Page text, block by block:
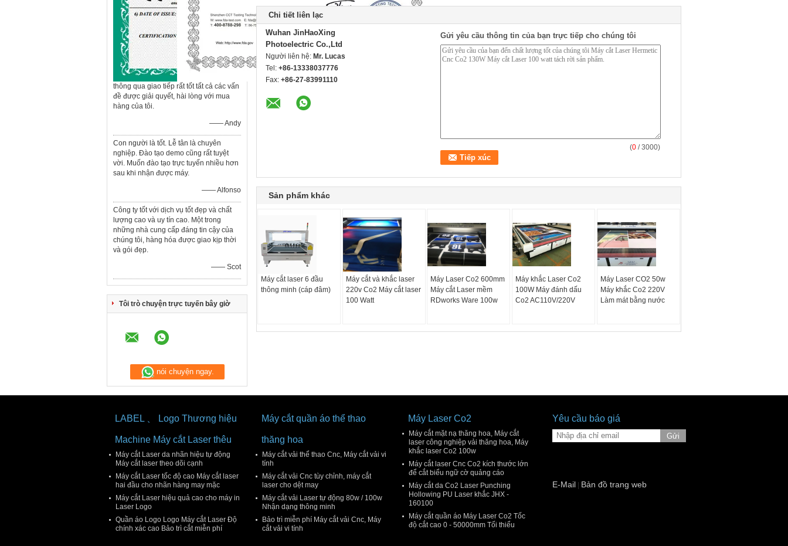
thông qua giao tiếp rất tốt tất cả các vấn
đề được giải quyết, hài lòng với mua
hàng của tôi.
—— Andy
Con người là tốt. Lễ tân là chuyên
nghiệp. Đào tạo demo cũng rất tuyệt
vời. Muốn đào tạo trực tuyến nhiều hơn
sau khi nhận được máy.
—— Alfonso
Công ty tốt với dịch vụ tốt đẹp và chất
lượng cao và uy tín cao. Một trong
những nhà cung cấp đáng tin cậy của
chúng tôi, hàng hóa được giao kịp thời
và gói đẹp.
—— Scot
Tôi trò chuyện trực tuyến bây giờ
nói chuyện ngay.
Chi tiết liên lạc
Wuhan JinHaoXing
Photoelectric Co.,Ltd
Người liên hệ: Mr. Lucas
Tel: +86-13338037776
Fax: +86-27-83991110
Gửi yêu cầu thông tin của bạn trực tiếp cho chúng tôi
(0 / 3000)
Sản phẩm khác
Máy cắt laser 6 đầu
thông minh (cáp đâm)
Máy cắt và khắc laser
220v Co2 Máy cắt laser
100 Watt
Máy Laser Co2 600mm
Máy cắt Laser mềm
RDworks Ware 100w
Máy khắc Laser Co2
100W Máy đánh dấu
Co2 AC110V/220V
Máy Laser CO2 50w
Máy ​​khắc Co2 220V
Làm mát bằng nước
LABEL 、 Logo Thương hiệu
Machine Máy cắt Laser thêu
Máy cắt Laser da nhãn hiệu tự động
Máy cắt laser theo dõi cạnh
Máy cắt Laser tốc độ cao Máy cắt laser
hai đầu cho nhãn hàng may mặc
Máy cắt Laser hiệu quả cao cho máy in
Laser Logo
Quần áo Logo Logo Máy cắt Laser Độ
chính xác cao Bảo trì cắt miễn phí
Máy cắt quần áo thể thao
thăng hoa
Máy cắt vải thể thao Cnc, Máy cắt vải vi
tính
Máy cắt vải Cnc tùy chỉnh, máy cắt
laser cho dệt may
Máy cắt vải Laser tự động 80w / 100w
Nhận dạng thông minh
Bảo trì miễn phí Máy cắt vải Cnc, Máy
cắt vải vi tính
Máy Laser Co2
Máy cắt mặt nạ thăng hoa, Máy cắt
laser công nghiệp vải thăng hoa, Máy
khắc laser Co2 100w
Máy cắt laser Cnc Co2 kích thước lớn
để cắt biểu ngữ cờ quảng cáo
Máy cắt da Co2 Laser Punching
Hollowing PU Laser khắc JHX -
160100
Máy cắt quần áo Máy Laser Co2 Tốc
độ cắt cao 0 - 50000mm Tối thiểu
Yêu cầu báo giá
Gửi
E-Mail Bản đồ trang web